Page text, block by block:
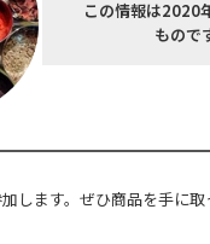
この情報は2020
もので
します。ぜひ商品を手に取